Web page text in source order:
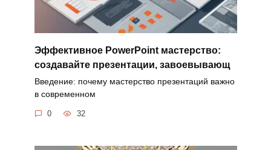
Эффективное PowerPoint мастерство:
создавайте презентации, завоевывающ
Введение: почему мастерство презентаций важно
в современном
0 32